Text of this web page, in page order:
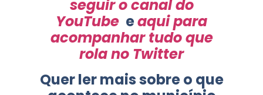
seguir o canal do
YouTube eaqui para
acompanhar tudo que
rola no Twitter
Quer ler mais sobre o que